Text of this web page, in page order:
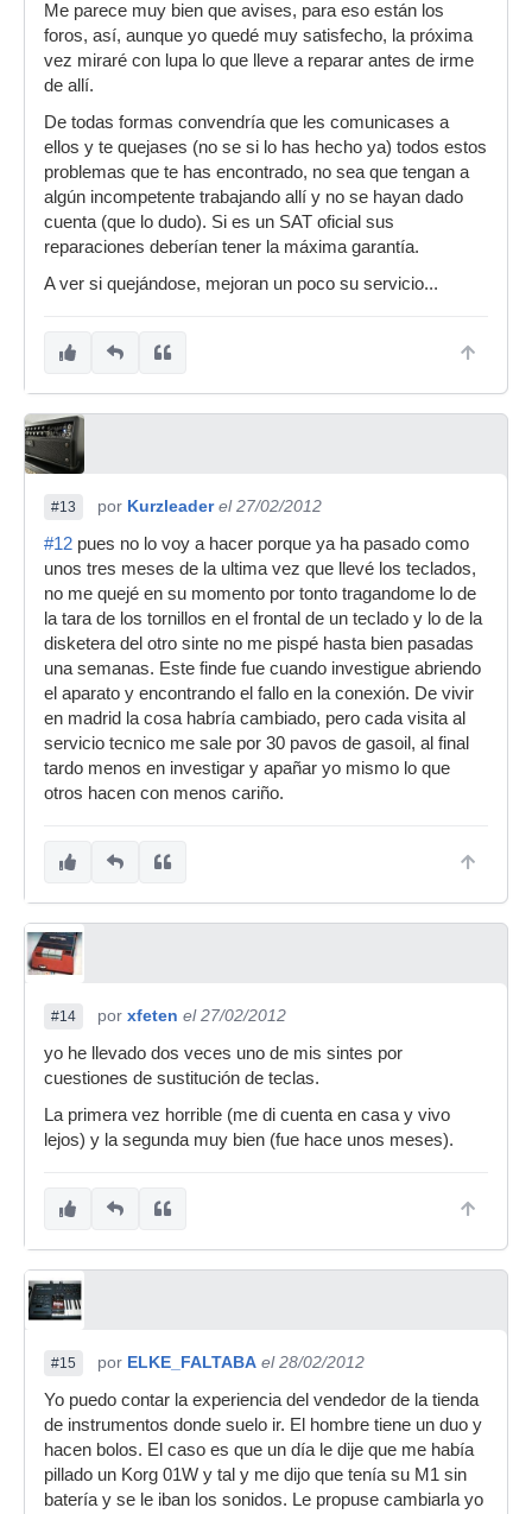
Me parece muy bien que avises, para eso están los
foros, así, aunque yo quedé muy satisfecho, la próxima
vez miraré con lupa lo que lleve a reparar antes de irme
de allí.
De todas formas convendría que les comunicases a
ellos y te quejases (no se si lo has hecho ya) todos estos
problemas que te has encontrado, no sea que tengan a
algún incompetente trabajando allí y no se hayan dado
cuenta (que lo dudo). Si es un SAT oficial sus
reparaciones deberían tener la máxima garantía.
A ver si quejándose, mejoran un poco su servicio...
#13 por Kurzleader el 27/02/2012
#12 pues no lo voy a hacer porque ya ha pasado como
unos tres meses de la ultima vez que llevé los teclados,
no me quejé en su momento por tonto tragandome lo de
la tara de los tornillos en el frontal de un teclado y lo de la
disketera del otro sinte no me pispé hasta bien pasadas
una semanas. Este finde fue cuando investigue abriendo
el aparato y encontrando el fallo en la conexión. De vivir
en madrid la cosa habría cambiado, pero cada visita al
servicio tecnico me sale por 30 pavos de gasoil, al final
tardo menos en investigar y apañar yo mismo lo que
otros hacen con menos cariño.
#14 por xfeten el 27/02/2012
yo he llevado dos veces uno de mis sintes por
cuestiones de sustitución de teclas.
La primera vez horrible (me di cuenta en casa y vivo
lejos) y la segunda muy bien (fue hace unos meses).
#15 por ELKE_FALTABA el 28/02/2012
Yo puedo contar la experiencia del vendedor de la tienda
de instrumentos donde suelo ir. El hombre tiene un duo y
hacen bolos. El caso es que un día le dije que me había
pillado un Korg 01W y tal y me dijo que tenía su M1 sin
batería y se le iban los sonidos. Le propuse cambiarla yo